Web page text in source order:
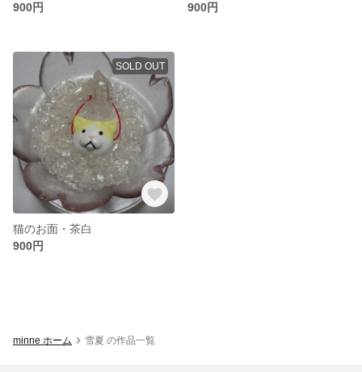
900円 900円
SOLD OUT
猫のお面・茶白
900円
minne ホーム 雪夏 の作品一覧